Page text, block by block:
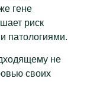
гене
риск
патологиями.
не
своих